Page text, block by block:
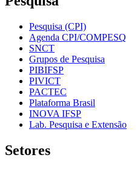
Pesquisa (CPI)
Agenda CPI/COMPESQ
SNCT
Grupos de Pesquisa
PIBIFSP
PIVICT
PACTEC
Plataforma Brasil
INOVA IFSP
Lab. Pesquisa e Extensão
Setores